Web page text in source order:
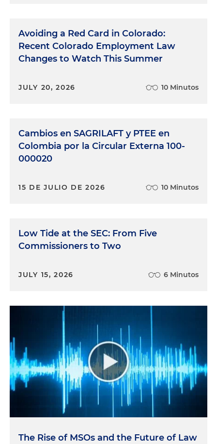
Avoiding a Red Card in Colorado:
Recent Colorado Employment Law
Changes to Watch This Summer
JULY 20, 2026 10 Minutos
Cambios en SAGRILAFT y PTEE en
Colombia por la Circular Externa 100-
000020
15 DE JULIO DE 2026 10 Minutos
Low Tide at the SEC: From Five
Commissioners to Two
JULY 15, 2026 6 Minutos
The Rise of MSOs and the Future of Law